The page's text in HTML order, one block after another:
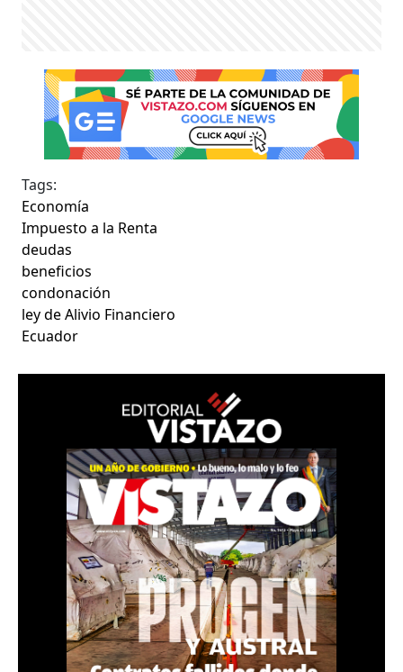
Tags:
Economía
Impuesto a la Renta
deudas
beneficios
condonación
ley de Alivio Financiero
Ecuador